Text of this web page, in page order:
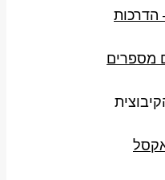
הדרכות
מספרים